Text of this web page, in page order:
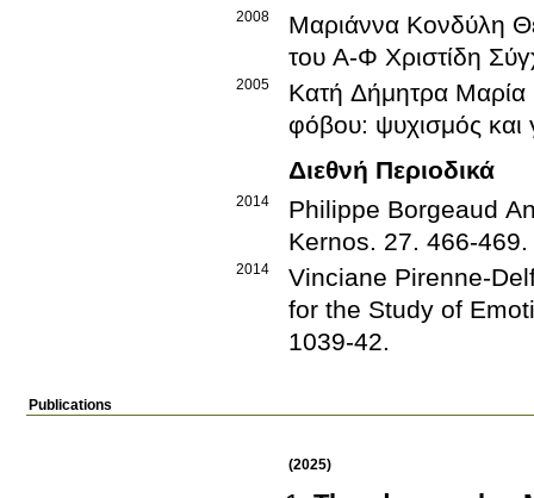
2008 Μαριάννα Κονδύλη
του Α-Φ Χριστίδη
2005 Κατή Δήμητρα Μαρία
φόβου: ψυχισμός
Διεθνή Περιοδικά
2014 Philippe Borgeaud
Κernos. 27. 466-469.
2014
Vinciane Pirenne-
for the Study of
1039-42.
Publications
(2025)